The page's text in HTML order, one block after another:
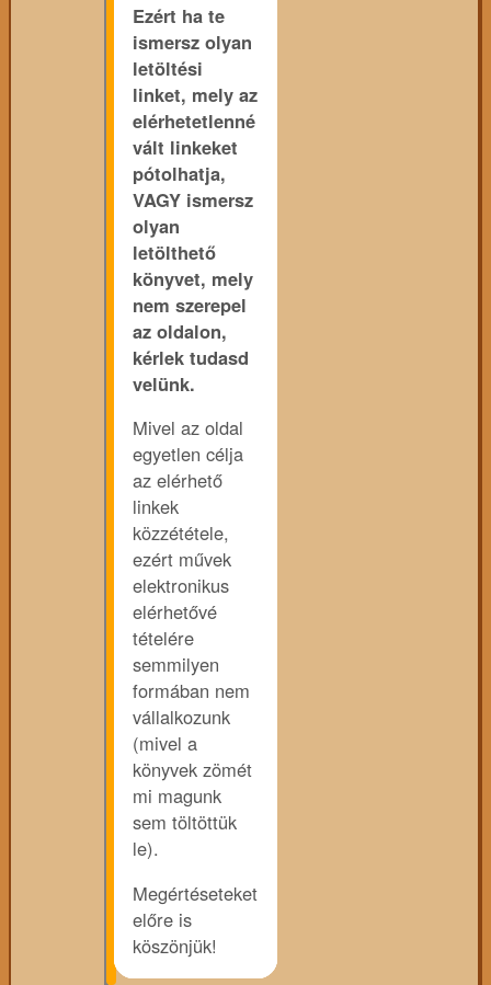
Ezért ha te
ismersz olyan
letöltési
linket, mely az
elérhetetlenné
vált linkeket
pótolhatja,
VAGY ismersz
olyan
letölthető
könyvet, mely
nem szerepel
az oldalon,
kérlek tudasd
velünk.
Mivel az oldal
egyetlen célja
az elérhető
linkek
közzététele,
ezért művek
elektronikus
elérhetővé
tételére
semmilyen
formában nem
vállalkozunk
(mivel a
könyvek zömét
mi magunk
sem töltöttük
le).
Megértéseteket
előre is
köszönjük!